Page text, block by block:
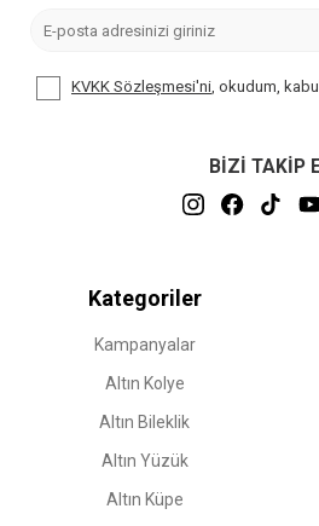
KVKK Sözleşmesi'ni, okudum,
BİZİ TAKİP
Kategoriler
Kampanyalar
Altın Kolye
Altın Bileklik
Altın Yüzük
Altın Küpe